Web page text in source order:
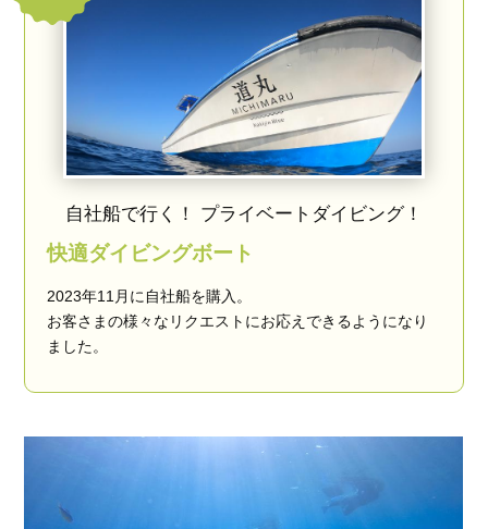
自社船で行く！ プライベートダイビング！
快適ダイビングボート
2023年11月に自社船を購入。
お客さまの様々なリクエストにお応えできるようになり
ました。